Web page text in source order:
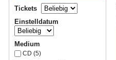
Tickets
Einstelldatum
Medium
CD (5)